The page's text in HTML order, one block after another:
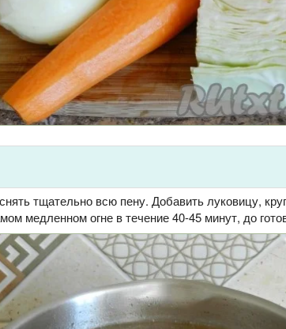
тщательно всю пену. Добавить луковицу,
медленном огне в течение 40-45 минут, до